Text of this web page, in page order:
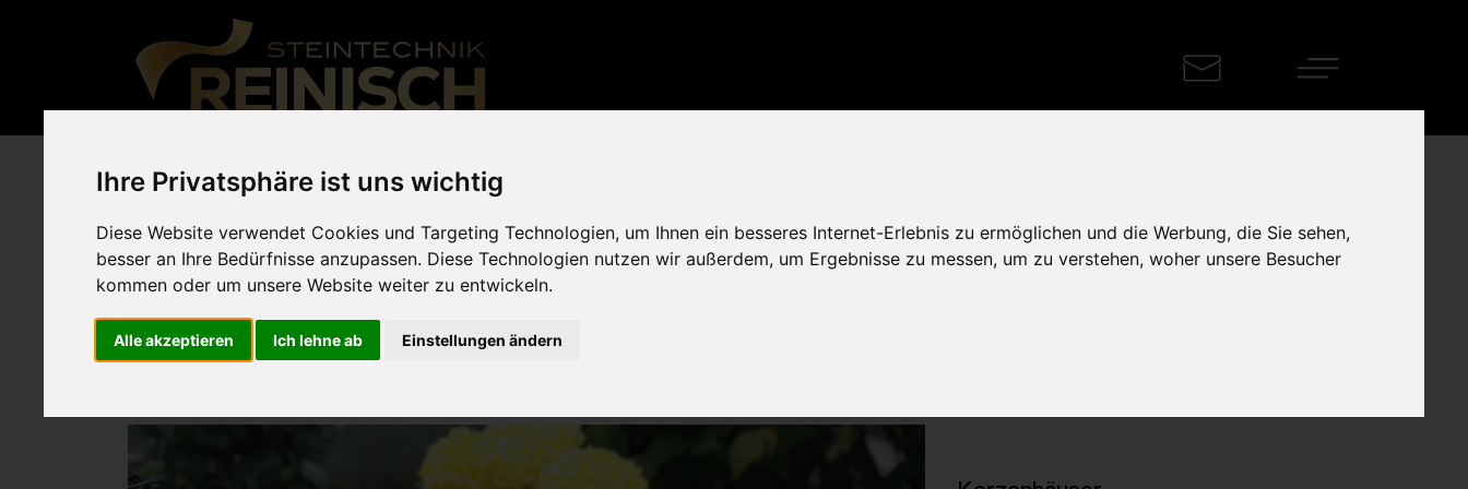
Ihre Privatsphäre ist uns wichtig
Diese Website verwendet Cookies und Targeting Technologien, um Ihnen ein besseres Internet-Erlebnis zu ermöglichen und die Werbung, die Sie sehen,
besser an Ihre Bedürfnisse anzupassen. Diese Technologien nutzen wir außerdem, um Ergebnisse zu messen, um zu verstehen, woher unsere Besucher
kommen oder um unsere Website weiter zu entwickeln.
Alle akzeptieren Ich lehne ab Einstellungen ändern
Kerzenhaus
aus jedem Naturstein fertigbar